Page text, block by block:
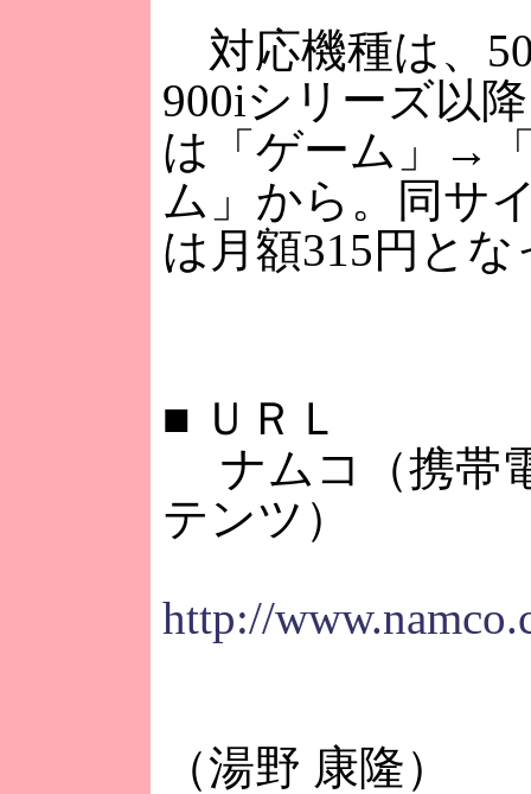
対応機種は、
900iシリーズ以
は「ゲーム」→
ム」から。同サ
は月額315円と
■ ＵＲＬ
ナムコ（携帯
テンツ）
http://
（湯野 康隆）